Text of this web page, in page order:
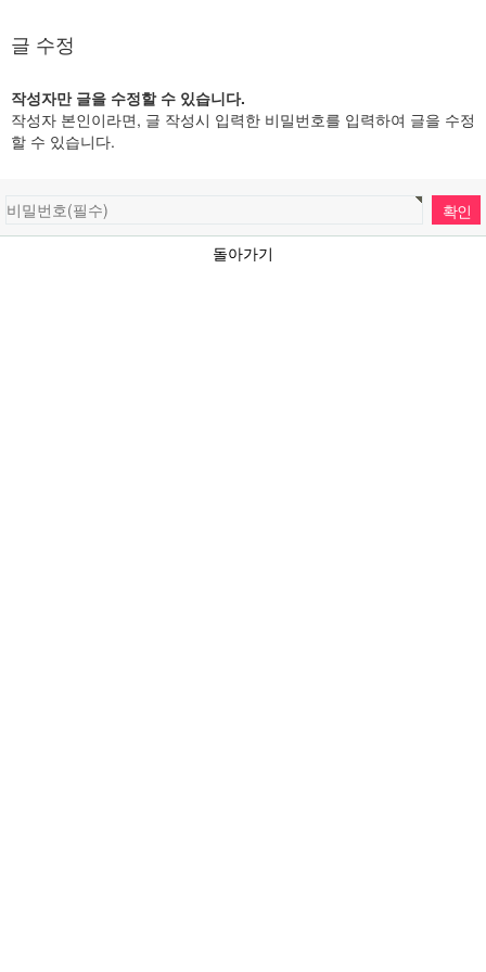
글 수정
작성자만 글을 수정할 수 있습니다.
작성자 본인이라면, 글 작성시 입력한 비밀번호를 입력하여 글을 수정
할 수 있습니다.
돌아가기